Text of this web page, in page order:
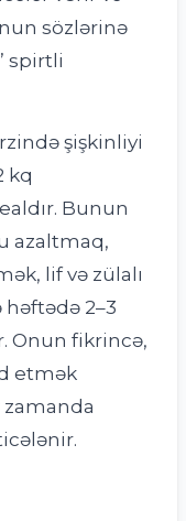
sözlərinə
spirtli
şişkinliyi
kq
Bunun
azaltmaq,
lif və zülalı
həftədə 2–3
Onun fikrincə,
etmək